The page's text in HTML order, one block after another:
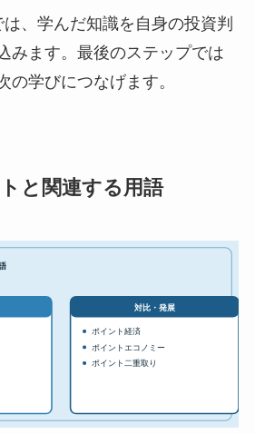
、学んだ知識を自身の投資判
みます。最後のステップでは
の学びにつなげます。
と関連する用語
対比・発展
ポイント経済
ポイントエコノミー
ポイント二重取り